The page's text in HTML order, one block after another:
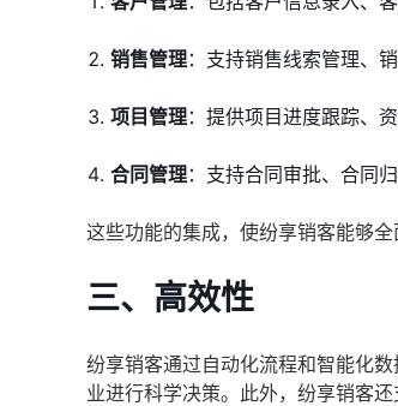
销售管理：支持销售线索管理、
项目管理：提供项目进度跟踪、
合同管理：支持合同审批、合同
这些功能的集成，使纷享销客能够
三、高效性
纷享销客通过自动化流程和智能化
业进行科学决策。此外，纷享销客